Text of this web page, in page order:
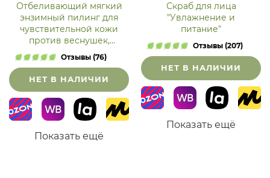
Отбеливающий мягкий
энзимный пилинг для
чувствительной кожи
против веснушек,
пигментных пятен и
постакне
Отзывы (76)
НЕТ В НАЛИЧИИ
Показать ещё
Скраб для лица
"Увлажнение и
питание"
Отзывы (207)
НЕТ В НАЛИЧИИ
Показать ещё